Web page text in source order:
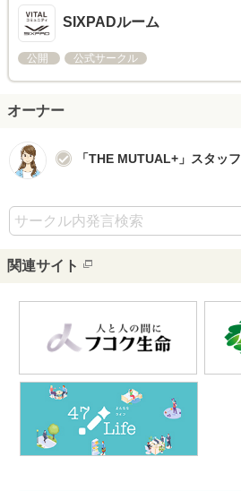
SIXPADルーム
公開 公式サークル
オーナー
「THE MUTUAL+」スタッフ
関連サイト